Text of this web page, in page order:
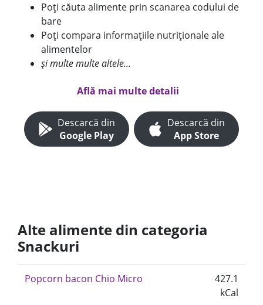
Poți căuta alimente prin scanarea codului de
bare
Poți compara informațiile nutriționale ale
alimentelor
și multe multe altele...
Află mai multe detalii
Descarcă din
Google Play
Descarcă din
App Store
Alte alimente din categoria
Snackuri
Popcorn bacon Chio Micro
427.1
kCal